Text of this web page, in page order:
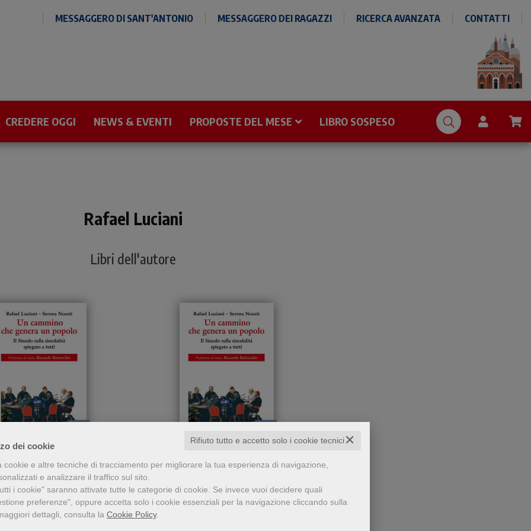
dei cookie ✕
Rifiuto tutto e accetto solo i cookie tecnici
cookie e altre tecniche di tracciamento per migliorare la tua esperienza di navigazione,
e analizzare il traffico sul sito.
i cookie" saranno attivate tutte le categorie di cookie. Se invece vuoi decidere quali
preferenze", oppure accetta solo i cookie essenziali per la navigazione cliccando sulla
dettagli, consulta la Cookie Policy.
MESSAGGERO DI SANT'ANTONIO MESSAGGERO DEI RAGAZZI RICERCA AVANZATA CONTATTI
CREDERE OGGI NEWS & EVENTI PROPOSTE DEL MESE LIBRO SOSPESO
Rafael Luciani
Libri dell'autore
ben documentate e
ben fondate sul Sinodo
2021-2024
che genera
un popolo
Serena Noceti
pdf
serie, ben documentate e
2021-2024
Un cammino che genera
Serena Noceti